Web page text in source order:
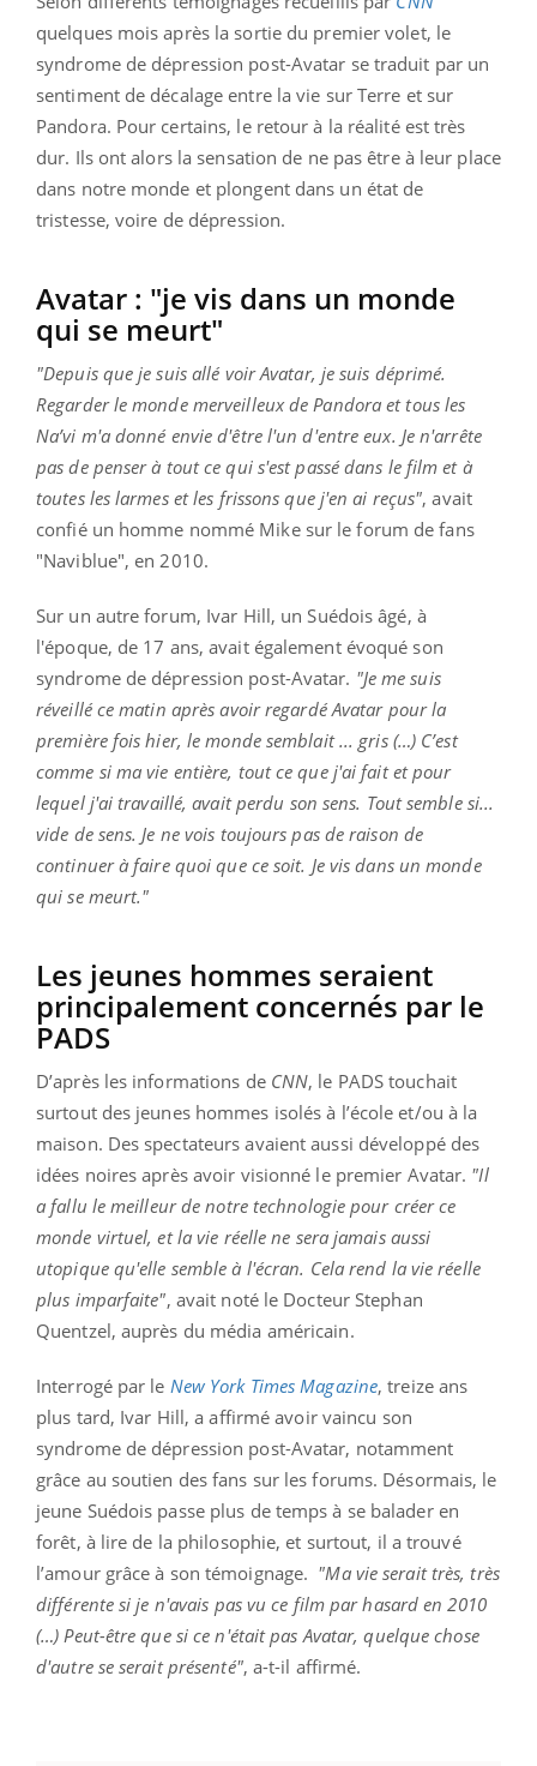
quelques mois après la sortie du premier volet, le
syndrome de dépression post-Avatar se traduit par un
sentiment de décalage entre la vie sur Terre et sur
Pandora. Pour certains, le retour à la réalité est très
dur. Ils ont alors la sensation de ne pas être à leur place
dans notre monde et plongent dans un état de
tristesse, voire de dépression.
Avatar : "je vis dans un monde
qui se meurt"
"Depuis que je suis allé voir Avatar, je suis déprimé.
Regarder le monde merveilleux de Pandora et tous les
Na’vi m'a donné envie d'être l'un d'entre eux. Je n'arrête
pas de penser à tout ce qui s'est passé dans le film et à
toutes les larmes et les frissons que j'en ai reçus", avait
confié un homme nommé Mike sur le forum de fans
"Naviblue", en 2010.
Sur un autre forum, Ivar Hill, un Suédois âgé, à
l'époque, de 17 ans, avait également évoqué son
syndrome de dépression post-Avatar. "Je me suis
réveillé ce matin après avoir regardé Avatar pour la
première fois hier, le monde semblait ... gris (…) C’est
comme si ma vie entière, tout ce que j'ai fait et pour
lequel j'ai travaillé, avait perdu son sens. Tout semble si...
vide de sens. Je ne vois toujours pas de raison de
continuer à faire quoi que ce soit. Je vis dans un monde
qui se meurt."
Les jeunes hommes seraient
principalement concernés par le
PADS
D’après les informations de CNN, le PADS touchait
surtout des jeunes hommes isolés à l’école et/ou à la
maison. Des spectateurs avaient aussi développé des
idées noires après avoir visionné le premier Avatar. "Il
a fallu le meilleur de notre technologie pour créer ce
monde virtuel, et la vie réelle ne sera jamais aussi
utopique qu'elle semble à l'écran. Cela rend la vie réelle
plus imparfaite", avait noté le Docteur Stephan
Quentzel, auprès du média américain.
Interrogé par le New York Times Magazine, treize ans
plus tard, Ivar Hill, a affirmé avoir vaincu son
syndrome de dépression post-Avatar, notamment
grâce au soutien des fans sur les forums. Désormais, le
jeune Suédois passe plus de temps à se balader en
forêt, à lire de la philosophie, et surtout, il a trouvé
l’amour grâce à son témoignage. "Ma vie serait très, très
différente si je n'avais pas vu ce film par hasard en 2010
(…) Peut-être que si ce n'était pas Avatar, quelque chose
d'autre se serait présenté", a-t-il affirmé.